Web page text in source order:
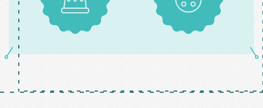
Mercerie Boutons